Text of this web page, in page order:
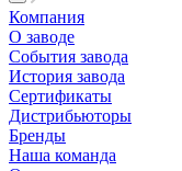
Компания
О заводе
События завода
История завода
Сертификаты
Дистрибьюторы
Бренды
Наша команда